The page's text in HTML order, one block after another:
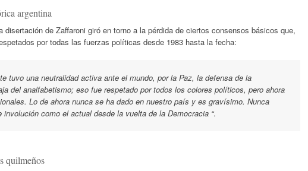
argentina
disertación de Zaffaroni giró en torno a la pérdida de ciertos consensos básicos que,
por todas las fuerzas políticas desde 1983 hasta la fecha:
tuvo una neutralidad activa ante el mundo, por la Paz, la defensa de la
del analfabetismo; eso fue respetado por todos los colores políticos, pero ahora
Lo de ahora nunca se ha dado en nuestro país y es gravísimo. Nunca
como el actual desde la vuelta de la Democracia “.
quilmeños